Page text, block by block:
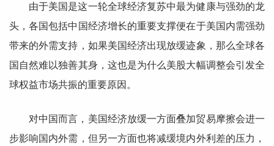
由于美国是这一轮全球经济复苏中最为健康与强劲的龙
头，各国包括中国经济增长的重要支撑便在于美国内需强劲
带来的外需支持，如果美国经济出现放缓迹象，那么全球各
国自然难以独善其身，这也是为什么美股大幅调整会引发全
球权益市场共振的重要原因。
对中国而言，美国经济放缓一方面叠加贸易摩擦会进一
步影响国内外需，但另一方面也将减缓境内外利差的压力，